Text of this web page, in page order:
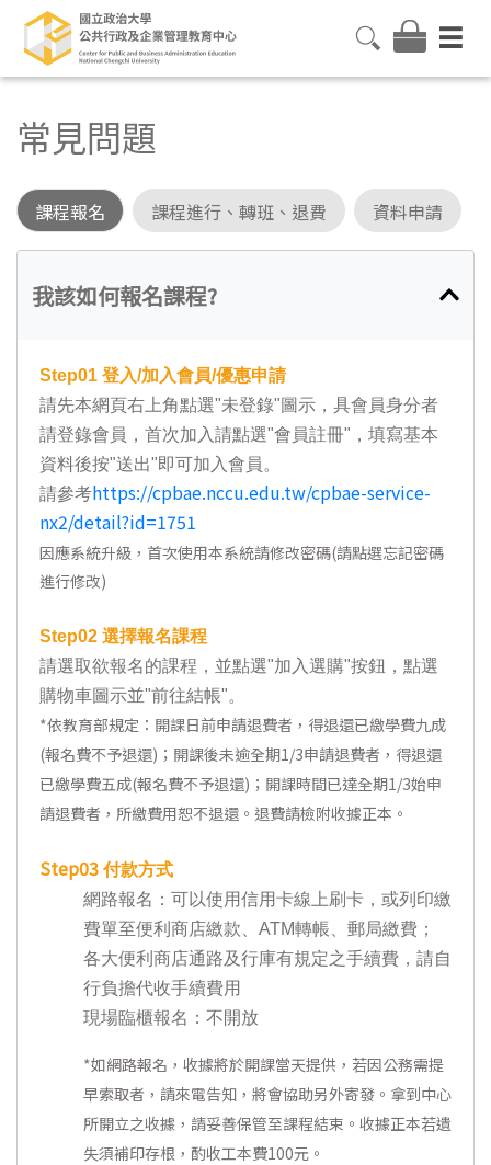
常見問題
課程報名 課程進行、轉班、退費 資料申請
我該如何報名課程?
Step01 登入/加入會員/優惠申請
請先本網頁右上角點選"未登錄"圖示，具會員身分者
請登錄會員，首次加入請點選"會員註冊"，填寫基本
資料後按"送出"即可加入會員。
請參考https://cpbae.nccu.edu.tw/cpbae-service-
nx2/detail?id=1751
因應系統升級，首次使用本系統請修改密碼(請點選忘記密碼
進行修改)
Step02 選擇報名課程
請選取欲報名的課程，並點選"加入選購"按鈕，點選
購物車圖示並"前往結帳"。
*依教育部規定：開課日前申請退費者，得退還已繳學費九成
(報名費不予退還)；開課後未逾全期1/3申請退費者，得退還
已繳學費五成(報名費不予退還)；開課時間已達全期1/3始申
請退費者，所繳費用恕不退還。退費請檢附收據正本。
Step03 付款方式
網路報名：可以使用信用卡線上刷卡，或列印繳
費單至便利商店繳款、ATM轉帳、郵局繳費；
各大便利商店通路及行庫有規定之手續費，請自
行負擔代收手續費用
現場臨櫃報名：不開放
*如網路報名，收據將於開課當天提供，若因公務需提
早索取者，請來電告知，將會協助另外寄發。拿到中心
所開立之收據，請妥善保管至課程結束。收據正本若遺
失須補印存根，酌收工本費100元。